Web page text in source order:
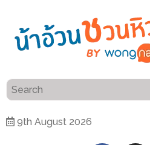
9th August 2026
แนะนำ